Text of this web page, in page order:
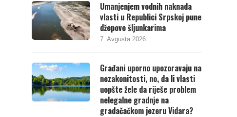
Umanjenjem vodnih naknada
vlasti u Republici Srpskoj pune
džepove šljunkarima
7. Avgusta 2026.
Građani uporno upozoravaju na
nezakonitosti, no, da li vlasti
uopšte žele da riješe problem
nelegalne gradnje na
gradačačkom jezeru Vidara?